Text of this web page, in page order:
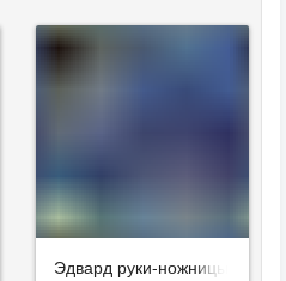
Эдвард руки-ножницы